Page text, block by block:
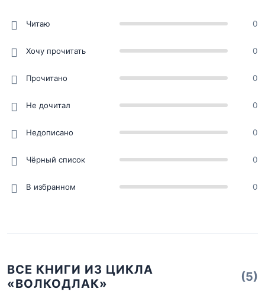
Читаю 0
Хочу прочитать 0
Прочитано 0
Не дочитал 0
Недописано 0
Чёрный список 0
В избранном 0
ВСЕ КНИГИ ИЗ ЦИКЛА
«ВОЛКОДЛАК»
(5)